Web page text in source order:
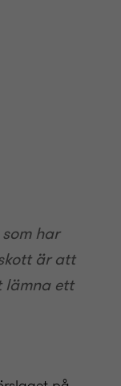
har
är att
lämna ett